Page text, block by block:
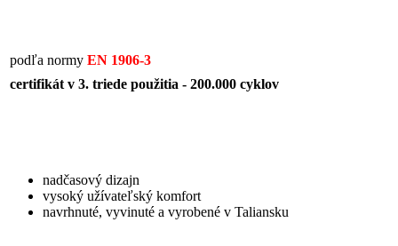
podľa normy EN 1906-3
certifikát v 3. triede použitia - 200.000 cyklov
nadčasový dizajn
vysoký užívateľský komfort
navrhnuté, vyvinuté a vyrobené v Taliansku